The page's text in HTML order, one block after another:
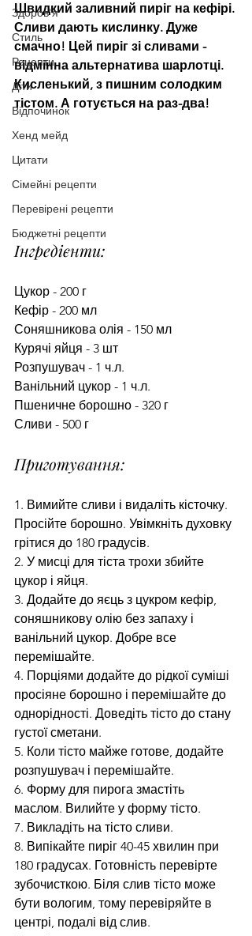
Здоров'я
Стиль
Рецепти
Діти
Відпочинок
Хенд мейд
Цитати
Сімейні рецепти
Перевірені рецепти
Бюджетні рецепти
Швидкий заливний пиріг на кефірі.
Сливи дають кислинку. Дуже
смачно! Цей пиріг зі сливами -
відмінна альтернатива шарлотці.
Кисленький, з пишним солодким
тістом. А готується на раз-два!
Інгредієнти:
Цукор - 200 г
Кефір - 200 мл
Соняшникова олія - 150 мл
Курячі яйця - 3 шт
Розпушувач - 1 ч.л.
Ванільний цукор - 1 ч.л.
Пшеничне борошно - 320 г
Сливи - 500 г
Приготування:
1. Вимийте сливи і видаліть кісточку.
Просійте борошно. Увімкніть духовку
грітися до 180 градусів.
2. У мисці для тіста трохи збийте
цукор і яйця.
3. Додайте до яєць з цукром кефір,
соняшникову олію без запаху і
ванільний цукор. Добре все
перемішайте.
4. Порціями додайте до рідкої суміші
просіяне борошно і перемішайте до
однорідності. Доведіть тісто до стану
густої сметани.
5. Коли тісто майже готове, додайте
розпушувач і перемішайте.
6. Форму для пирога змастіть
маслом. Вилийте у форму тісто.
7. Викладіть на тісто сливи.
8. Випікайте пиріг 40-45 хвилин при
180 градусах. Готовність перевірте
зубочисткою. Біля слив тісто може
бути вологим, тому перевіряйте в
центрі, подалі від слив.